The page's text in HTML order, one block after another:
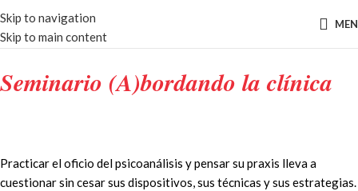
Skip to navigation
Skip to main content
Seminario (A)bordando la clínica
Practicar el oficio del psicoanálisis y pensar su praxis lleva a
cuestionar sin cesar sus dispositivos, sus técnicas y sus estrategias.